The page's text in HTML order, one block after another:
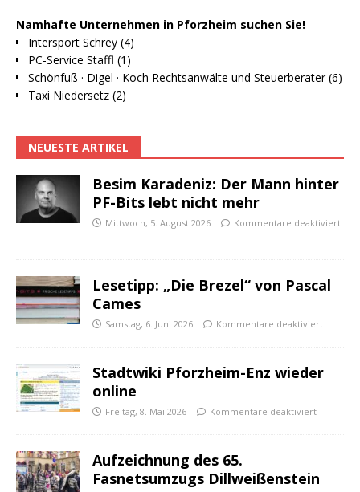
Namhafte Unternehmen in Pforzheim suchen Sie!
Intersport Schrey (4)
PC-Service Staffl (1)
Schönfuß · Digel · Koch Rechtsanwälte und Steuerberater (6)
Taxi Niedersetz (2)
NEUESTE ARTIKEL
Besim Karadeniz: Der Mann hinter
PF-Bits lebt nicht mehr
Mittwoch, 5. August 2026 Kommentare deaktiviert
Lesetipp: „Die Brezel“ von Pascal
Cames
Samstag, 6. Juni 2026 Kommentare deaktiviert
Stadtwiki Pforzheim-Enz wieder
online
Freitag, 8. Mai 2026 Kommentare deaktiviert
Aufzeichnung des 65.
Fasnetsumzugs Dillweißenstein